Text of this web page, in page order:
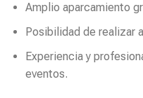
Amplio aparcamiento
Posibilidad de realizar
Experiencia y
eventos.